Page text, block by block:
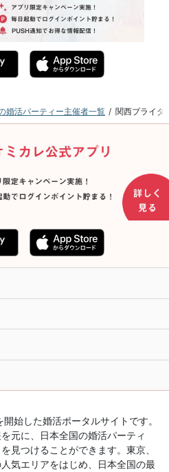
婚活パーティー主催者一覧 関西ブライダ
始した婚活ポータルサイトです。
元に、日本全国の婚活パーティ
見つけることができます。東京、
気エリアをはじめ、日本全国の最